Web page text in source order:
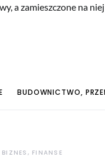
a zamieszczone na
BUDOWNICTWO,
BIZNES, FINANSE